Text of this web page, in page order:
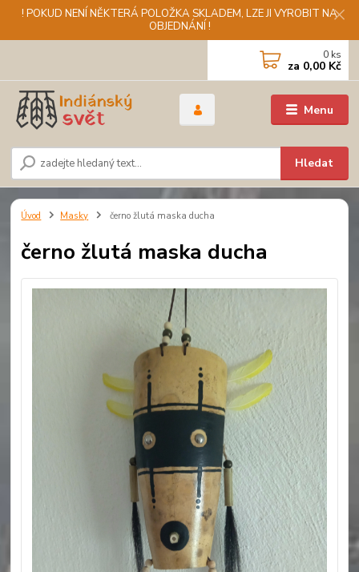
! POKUD NENÍ NĚKTERÁ POLOŽKA SKLADEM, LZE JI VYROBIT NA
OBJEDNÁNÍ !
Menu
Hledat
0 ks
za 0,00 Kč
Úvod Masky černo žlutá maska ducha
černo žlutá maska ducha